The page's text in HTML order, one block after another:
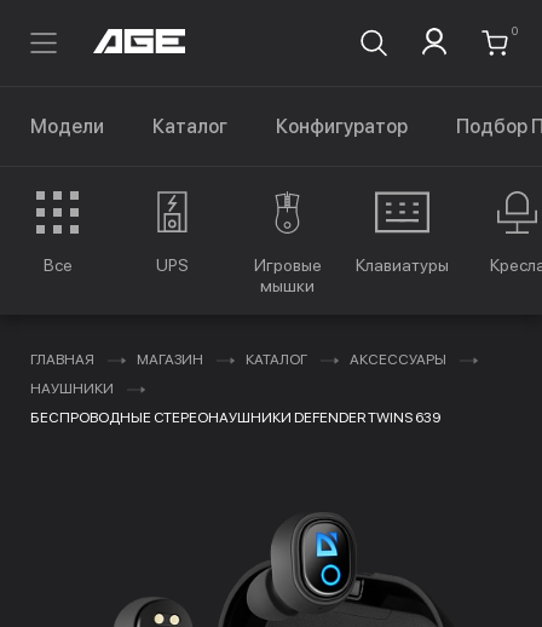
0
Модели Каталог Конфигуратор Подбор
Все UPS
Игровые
мышки
Клавиатуры
ГЛАВНАЯ МАГАЗИН КАТАЛОГ
АКСЕССУАРЫ
НАУШНИКИ
БЕСПРОВОДНЫЕ СТЕРЕОНАУШНИКИ DEFENDER TWINS 639